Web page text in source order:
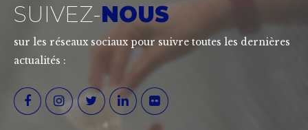
SUIVEZ-NOUS
sur les réseaux sociaux pour suivre toutes les dernières
actualités :